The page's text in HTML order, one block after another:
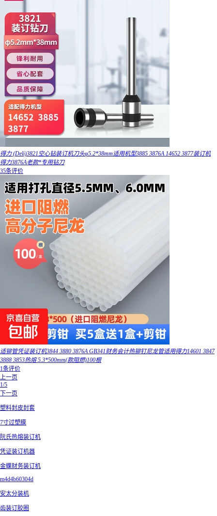
得力 (Deli)3821空心钻装订机刀头φ5.2*38mm适用机型3885 3876A 14652 3877装订机
得力3876A老款*专用钻刀
35条评价
适铆管凭证装订机3844 3880 3876A GB341财务会计热铆钉尼龙管适用得力14601 3847
3888 3853热熔 5.3*500mm(款阻燃)100根
1条评价
上一页
1/5
下一页
塑料封皮封套
7寸过塑膜
阮氏热熔装订机
凭证装订机器
金蝶财务装订机
m4d4b60304d
安太分装机
齿装订胶圈